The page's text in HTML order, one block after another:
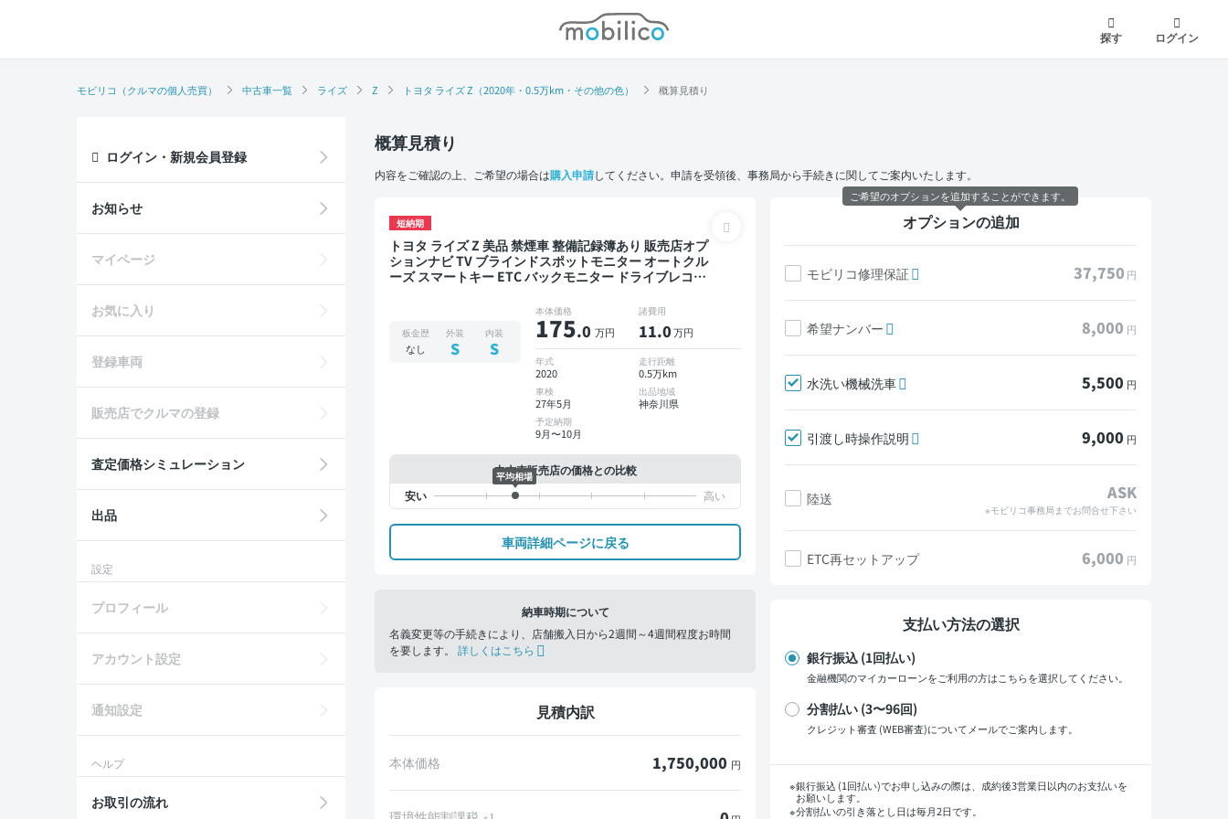
モビリコ
探す
ログイン
モビリコ（クルマの個人売買） 中古車一覧 ライズ Z トヨタ ライズ Z（2020年・0.5万km・その他の色） 概算見積り
概算見積り
内容をご確認の上、ご希望の場合は購入申請してください。申請を受領後、事務局から手続きに関してご案内いたします。
短納期
トヨタ ライズ Z 美品 禁煙車 整備記録簿あり 販売店オプ
ションナビ TV ブラインドスポットモニター オートクル
ーズ スマートキー ETC バックモニター ドライブレコー
板金歴
なし
外装
S
内装
S
本体価格
175.0 万円
諸費用
11.0万円
年式
2020
走行距離
0.5万km
車検
27年5月
出品地域
神奈川県
予定納期
9月〜10月
中古車販売店の価格との比較
平均相場
車両詳細ページに戻る
納車時期について
名義変更等の手続きにより、店舗搬入日から2週間～4週間程度お時間
を要します。 詳しくはこちら
見積内訳
本体価格 1,750,000 円
オプションの追加
モビリコ修理保証 37,750 円
希望ナンバー 8,000 円
水洗い機械洗車 5,500 円
引渡し時操作説明 9,000 円
陸送 ASK
※モビリコ事務局までお問合せ下さい
ETC再セットアップ 6,000 円
支払い方法の選択
銀行振込 (1回払い)
金融機関のマイカーローンをご利用の方はこちらを選択してください。
分割払い (3〜96回)
クレジット審査 (WEB審査)についてメールでご案内します。
支払い回数
銀行振込 (1回払い)でお申し込みの際は、成約後3営業日以内のお支払いを
お願いします。
分割払いの引き落とし日は毎月2日です。
ログイン・新規会員登録
お知らせ
マイページ
お気に入り
登録車両
販売店でクルマの登録
査定価格シミュレーション
出品
設定
プロフィール
アカウント設定
通知設定
ヘルプ
お取引の流れ
ご希望のオプションを追加することができます。